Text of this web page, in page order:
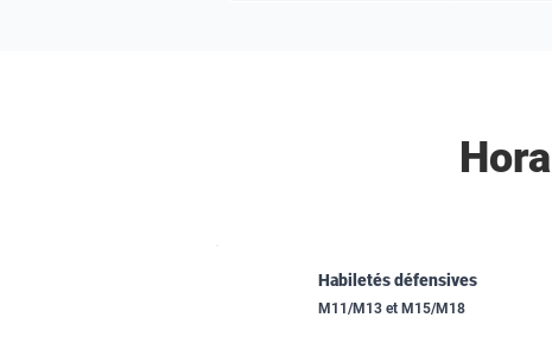
Habiletés défensives
M11/M13 et M15/M18